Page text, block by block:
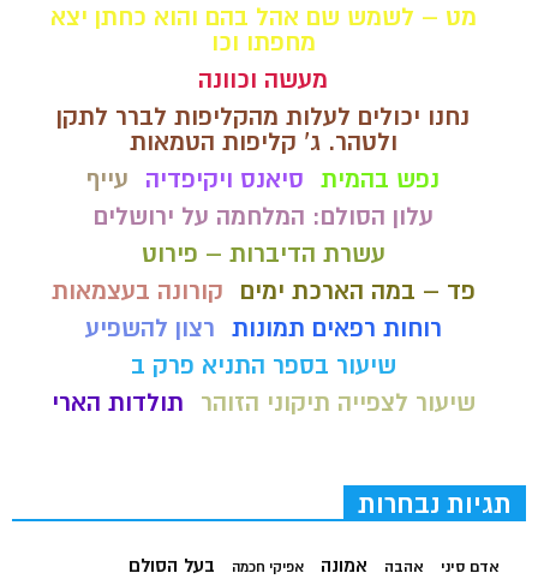
מט – לשמש שם אהל בהם והוא כחתן יצא
מחפתו וכו
מעשה וכוונה
נחנו יכולים לעלות מהקליפות לברר לתקן
ולטהר. ג' קליפות הטמאות
נפש בהמית סיאנס ויקיפדיה
עייף
עלון הסולם: המלחמה על ירושלים
עשרת הדיברות – פירוט
פד – במה הארכת ימים
קורונה בעצמאות
רוחות רפאים תמונות רצון להשפיע
שיעור בספר התניא פרק ב
שיעור לצפייה תיקוני הזוהר
תולדות הארי
תגיות נבחרות
אדם סיני אהבה אמונה אפיקי חכמה בעל הסולם